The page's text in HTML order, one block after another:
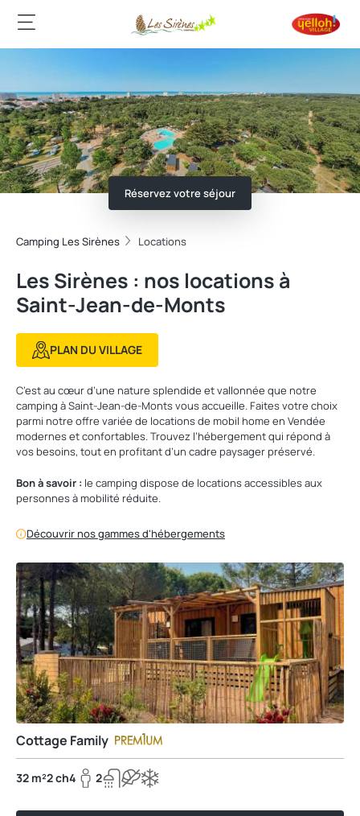
Réservez votre séjour
Camping Les Sirènes Locations
Les Sirènes : nos locations à
Saint-Jean-de-Monts
PLAN DU VILLAGE
C’est au cœur d’une nature splendide et vallonnée que notre
camping à Saint-Jean-de-Monts vous accueille. Faites votre choix
parmi notre offre variée de locations de mobil home en Vendée
modernes et confortables. Trouvez l’hébergement qui répond à
vos besoins, tout en profitant d’un cadre paysager préservé.
Bon à savoir : le camping dispose de locations accessibles aux
personnes à mobilité réduite.
Découvrir nos gammes d'hébergements
Cottage Family
32 m²2 ch4 2